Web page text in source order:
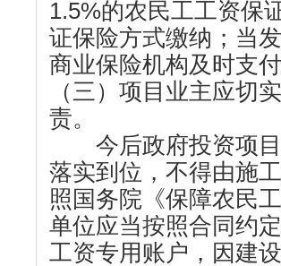
1.5%的农民工工资保
证保险方式缴纳；当
商业保险机构及时支
（三）项目业主应切
责。
今后政府投资项目
落实到位，不得由施
照国务院《保障农民
单位应当按照合同约
工资专用账户，因建